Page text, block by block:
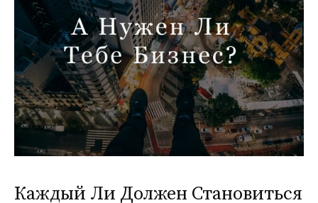
Каждый Ли Должен Становиться